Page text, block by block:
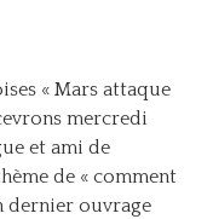
« Mars attaque
mercredi
et ami de
de « comment
dernier ouvrage